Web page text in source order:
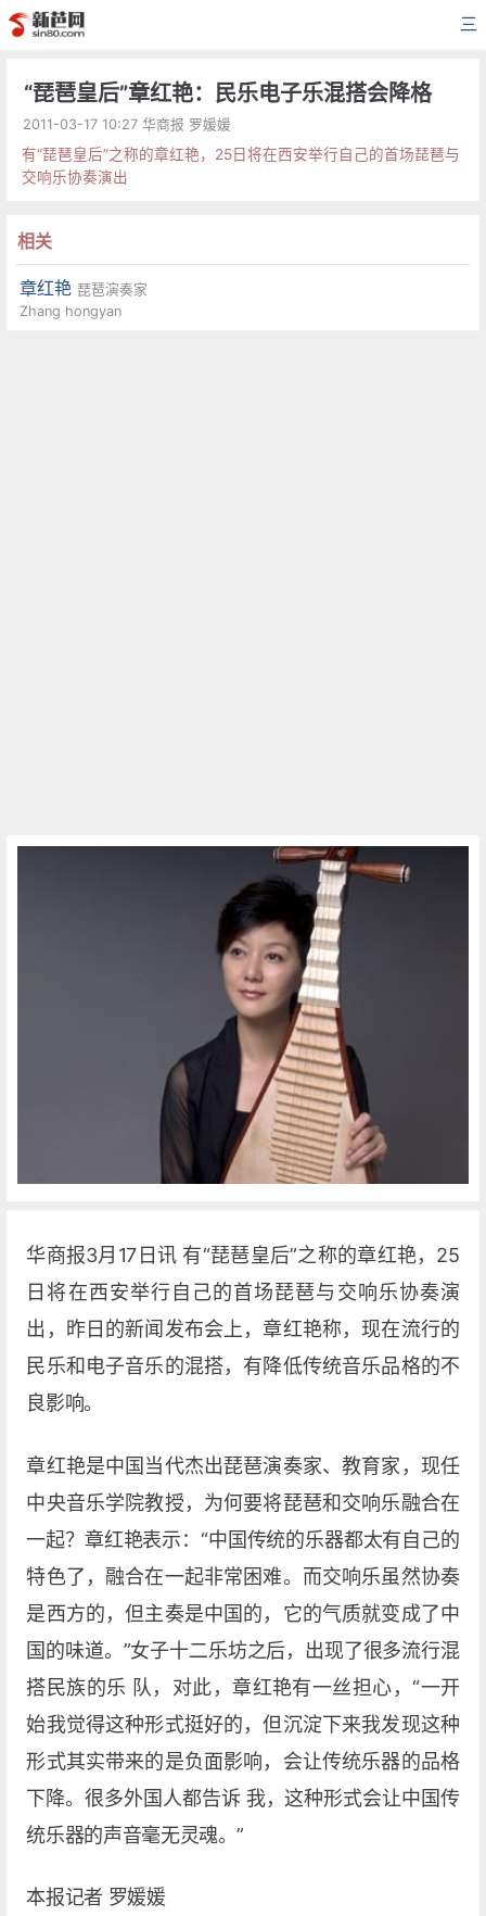
三
“琵琶皇后”章红艳：民乐电子乐混搭会降格
2011-03-17 10:27 华商报 罗媛媛
有“琵琶皇后”之称的章红艳，25日将在西安举行自己的首场琵琶与
交响乐协奏演出
相关
章红艳琵琶演奏家
Zhang hongyan
华商报3月17日讯 有“琵琶皇后”之称的章红艳，25
日将在西安举行自己的首场琵琶与交响乐协奏演
出，昨日的新闻发布会上，章红艳称，现在流行的
民乐和电子音乐的混搭，有降低传统音乐品格的不
良影响。
章红艳是中国当代杰出琵琶演奏家、教育家，现任
中央音乐学院教授，为何要将琵琶和交响乐融合在
一起？章红艳表示：“中国传统的乐器都太有自己的
特色了，融合在一起非常困难。而交响乐虽然协奏
是西方的，但主奏是中国的，它的气质就变成了中
国的味道。”女子十二乐坊之后，出现了很多流行混
搭民族的乐 队，对此，章红艳有一丝担心，“一开
始我觉得这种形式挺好的，但沉淀下来我发现这种
形式其实带来的是负面影响，会让传统乐器的品格
下降。很多外国人都告诉 我，这种形式会让中国传
统乐器的声音毫无灵魂。”
本报记者 罗媛媛